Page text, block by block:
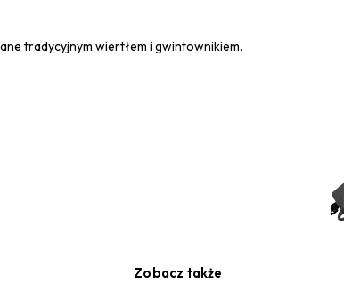
tradycyjnym wiertłem i gwintownikiem.
Zobacz także